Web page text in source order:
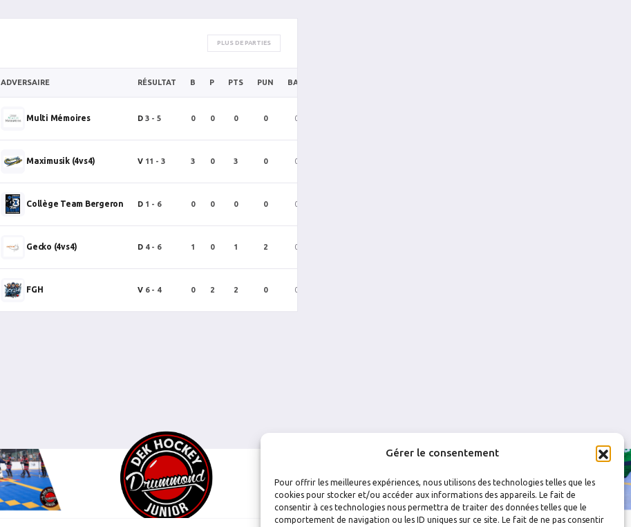
Gérer le consentement
Pour offrir les meilleures expériences, nous utilisons des technologies telles que les
cookies pour stocker et/ou accéder aux informations des appareils. Le fait de
consentir à ces technologies nous permettra de traiter des données telles que le
comportement de navigation ou les ID uniques sur ce site. Le fait de ne pas consentir
PLUS DE PARTIES
ADVERSAIRE RÉSULTAT B P PTS PUN BAN
Multi Mémoires D 3 - 5 0 0 0 0 0
Maximusik (4vs4) V 11 - 3 3 0 3 0 0
Collège Team Bergeron D 1 - 6 0 0 0 0 0
Gecko (4vs4) D 4 - 6 1 0 1 2 0
FGH V 6 - 4 0 2 2 0 0